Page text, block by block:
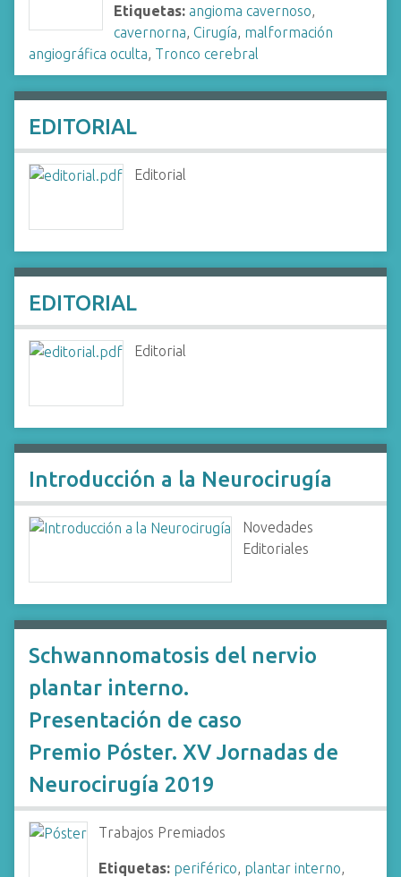
Etiquetas: angioma cavernoso,
cavernorna, Cirugía, malformación
angiográfica oculta, Tronco cerebral
EDITORIAL
Editorial
EDITORIAL
Editorial
Introducción a la Neurocirugía
Novedades
Editoriales
Schwannomatosis del nervio
plantar interno.
Presentación de caso
Premio Póster. XV Jornadas de
Neurocirugía 2019
Trabajos Premiados
Etiquetas: periférico, plantar interno,